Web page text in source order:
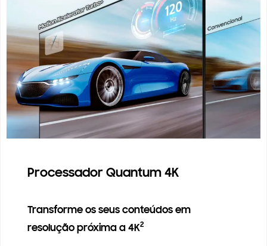
Processador Quantum 4K
Transforme os seus conteúdos em
resolução próxima a 4K2